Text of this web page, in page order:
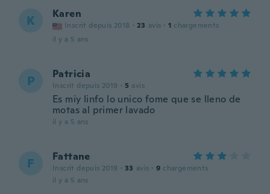
K Karen
Inscrit depuis 2018 · 23 avis · 1 chargements
il y a 5 ans
P Patricia
Inscrit depuis 2019 · 5 avis
Es miy linfo lo unico fome que se lleno de
motas al primer lavado
il y a 5 ans
F Fattane
Inscrit depuis 2019 · 33 avis · 9 chargements
il y a 5 ans